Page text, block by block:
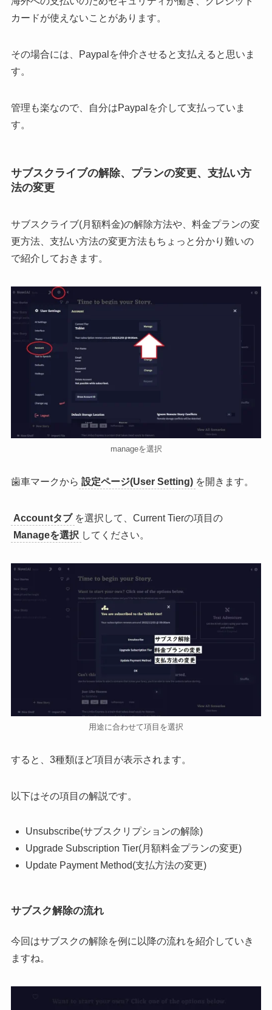
カードが使えないことがあります。
その場合には、Paypalを仲介させると支払えると思いま
す。
管理も楽なので、自分はPaypalを介して支払っていま
す。
サブスクライブの解除、プランの変更、支払い方
法の変更
サブスクライブ(月額料金)の解除方法や、料金プランの変
更方法、支払い方法の変更方法もちょっと分かり難いの
で紹介しておきます。
manageを選択
歯車マークから 設定ページ(User Setting) を開きます。
Accountタブ を選択して、Current Tierの項目の
Manageを選択 してください。
用途に合わせて項目を選択
すると、3種類ほど項目が表示されます。
以下はその項目の解説です。
Unsubscribe(サブスクリプションの解除)
Upgrade Subscription Tier(月額料金プランの変更)
Update Payment Method(支払方法の変更)
サブスク解除の流れ
今回はサブスクの解除を例に以降の流れを紹介していき
ますね。